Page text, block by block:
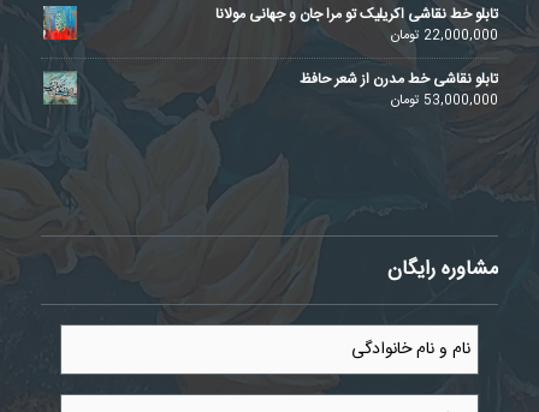
تابلو خط نقاشی اکریلیک تو مرا جان و جهانی مولانا
22,000,000 تومان
تابلو نقاشی خط مدرن از شعر حافظ
53,000,000 تومان
مشاوره رایگان
نام
نام
خانوادگی
موبایل